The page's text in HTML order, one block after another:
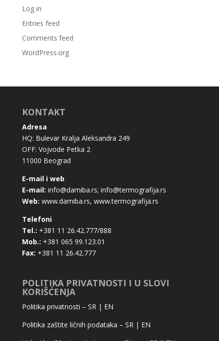
Log in
Entries feed
Comments feed
WordPress.org
KONTAKT
Adresa
HQ: Bulevar Kralja Aleksandra 249
OFF: Vojvode Petka 2
11000 Beograd
E-mail i web
E-mail: info@damiba.rs; info@termografija.rs
Web: www.damiba.rs, www.termografija.rs
Telefoni
Tel.: +381 11 26.42.777/888
Mob.: +381 065 99.123.01
Fax: +381 11 26.42.777
POLITIKA PRIVATNOSTI I U SLOVI
KORIŠĆENJA
Politika privatnosti – SR| EN
Politika zaštite ličnih podataka – SR| EN